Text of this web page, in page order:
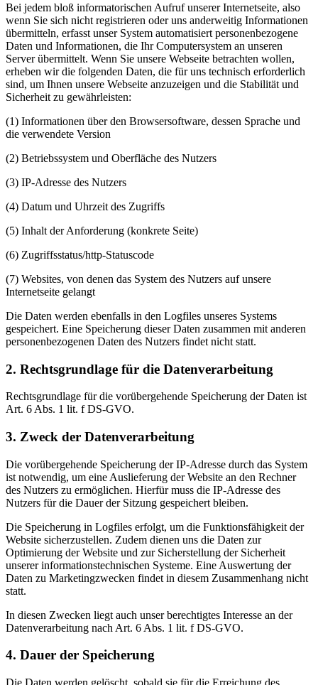
Bei jedem bloß informatorischen Aufruf unserer Internetseite, also
wenn Sie sich nicht registrieren oder uns anderweitig Informationen
übermitteln, erfasst unser System automatisiert personenbezogene
Daten und Informationen, die Ihr Computersystem an unseren
Server übermittelt. Wenn Sie unsere Webseite betrachten wollen,
erheben wir die folgenden Daten, die für uns technisch erforderlich
sind, um Ihnen unsere Webseite anzuzeigen und die Stabilität und
Sicherheit zu gewährleisten:
(1) Informationen über den Browsersoftware, dessen Sprache und
die verwendete Version
(2) Betriebssystem und Oberfläche des Nutzers
(3) IP-Adresse des Nutzers
(4) Datum und Uhrzeit des Zugriffs
(5) Inhalt der Anforderung (konkrete Seite)
(6) Zugriffsstatus/http-Statuscode
(7) Websites, von denen das System des Nutzers auf unsere
Internetseite gelangt
Die Daten werden ebenfalls in den Logfiles unseres Systems
gespeichert. Eine Speicherung dieser Daten zusammen mit anderen
personenbezogenen Daten des Nutzers findet nicht statt.
2. Rechtsgrundlage für die Datenverarbeitung
Rechtsgrundlage für die vorübergehende Speicherung der Daten ist
Art. 6 Abs. 1 lit. f DS-GVO.
3. Zweck der Datenverarbeitung
Die vorübergehende Speicherung der IP-Adresse durch das System
ist notwendig, um eine Auslieferung der Website an den Rechner
des Nutzers zu ermöglichen. Hierfür muss die IP-Adresse des
Nutzers für die Dauer der Sitzung gespeichert bleiben.
Die Speicherung in Logfiles erfolgt, um die Funktionsfähigkeit der
Website sicherzustellen. Zudem dienen uns die Daten zur
Optimierung der Website und zur Sicherstellung der Sicherheit
unserer informationstechnischen Systeme. Eine Auswertung der
Daten zu Marketingzwecken findet in diesem Zusammenhang nicht
statt.
In diesen Zwecken liegt auch unser berechtigtes Interesse an der
Datenverarbeitung nach Art. 6 Abs. 1 lit. f DS-GVO.
4. Dauer der Speicherung